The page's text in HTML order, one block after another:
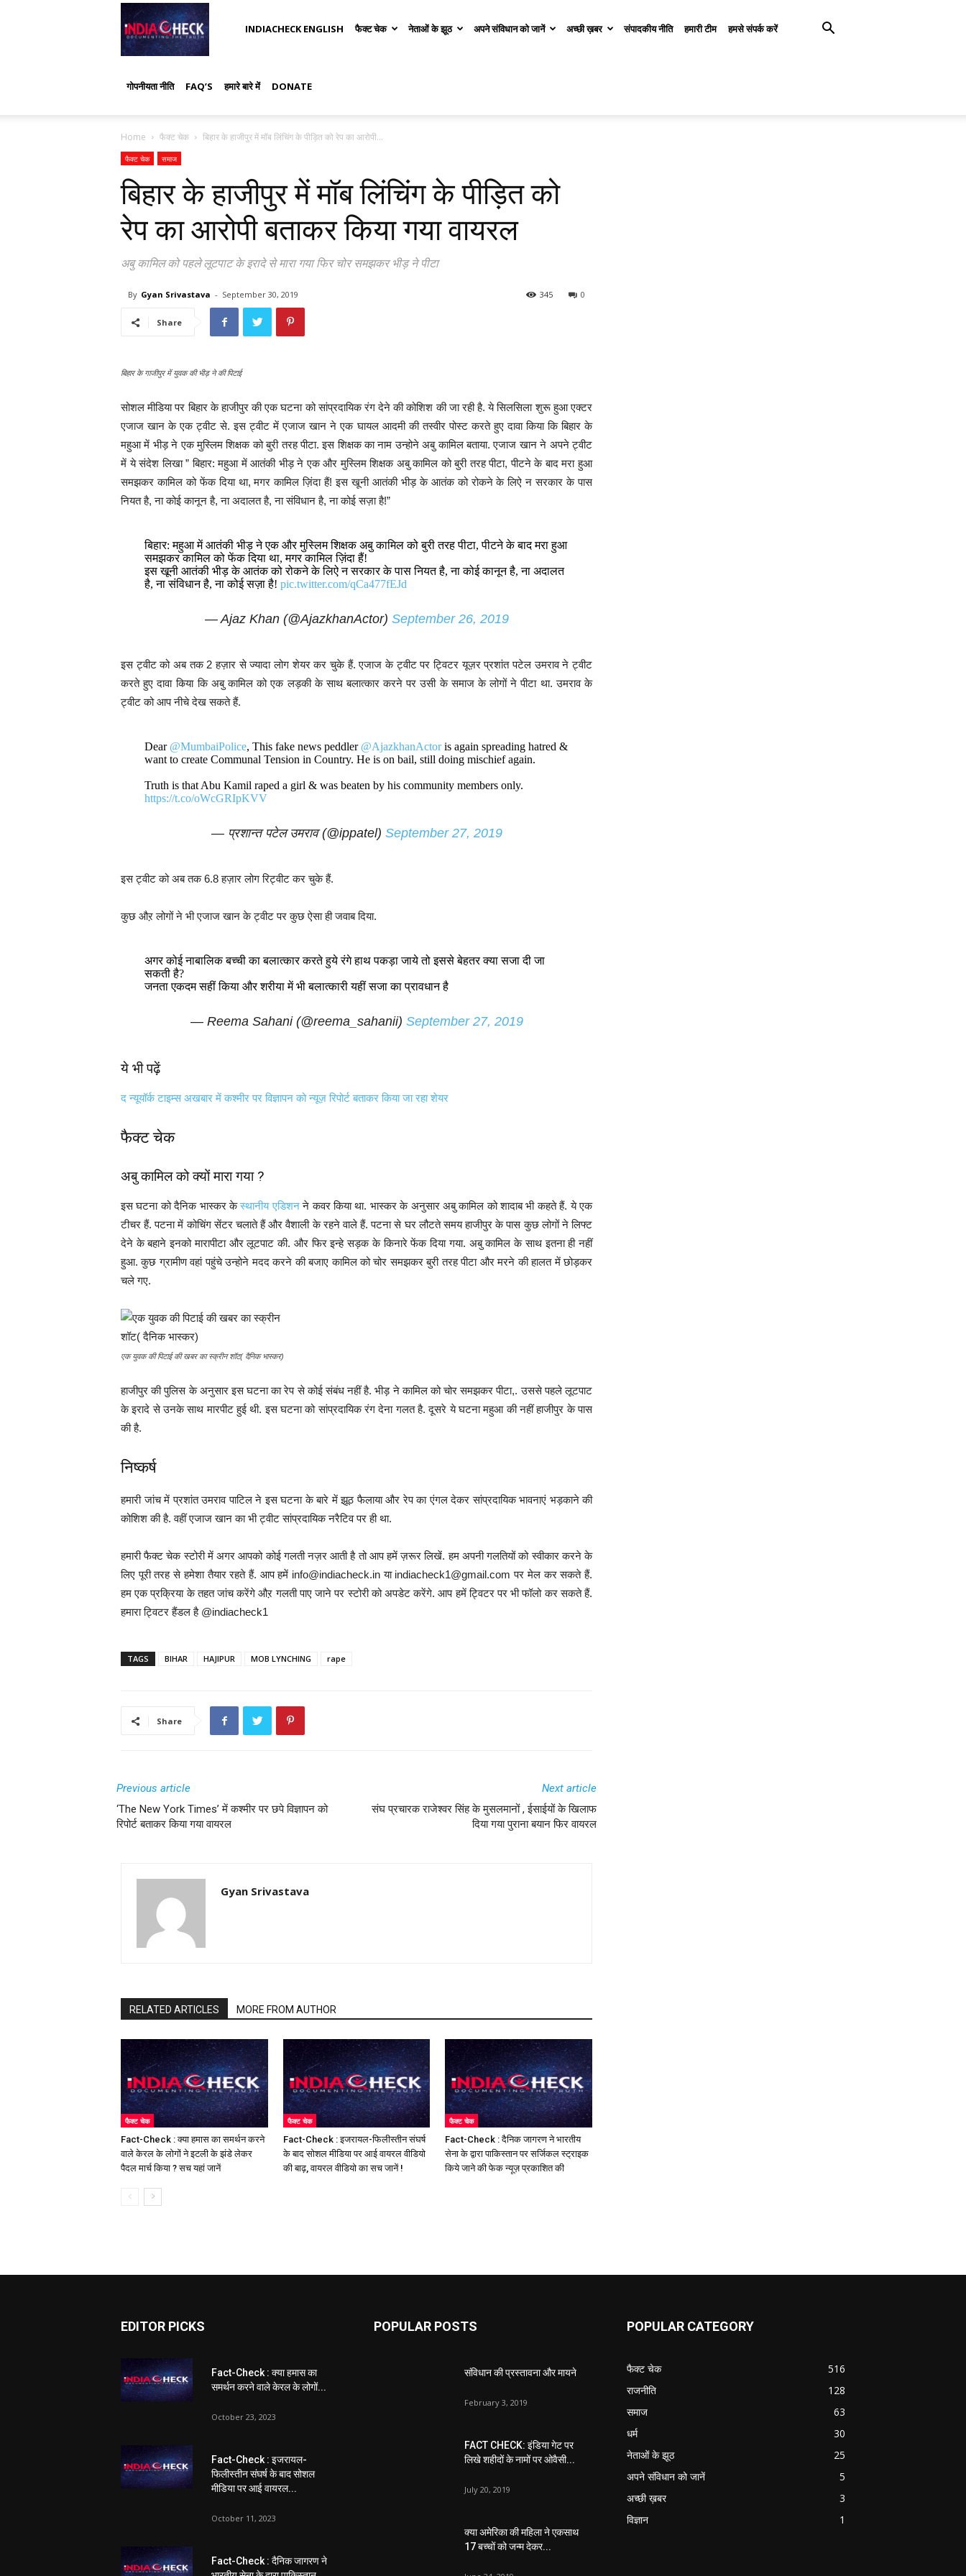
IndiaCheckINDIACHECK ENGLISH फैक्ट चेक नेताओं के झूठ अपने संविधान को जानें अच्छी ख़बर संपादकीय नीति हमारी टीम हमसे संपर्क करें
गोपनीयता नीति FAQ’S हमारे बारे में DONATE
Home फैक्ट चेक बिहार के हाजीपुर में मॉब लिंचिंग के पीड़ित को रेप का आरोपी...
फैक्ट चेक समाज
बिहार के हाजीपुर में मॉब लिंचिंग के पीड़ित को
रेप का आरोपी बताकर किया गया वायरल
अबु कामिल को पहले लूटपाट के इरादे से मारा गया फिर चोर समझकर भीड़ ने पीटा
By Gyan Srivastava - September 30, 2019 0
345
Share
बिहार के गाजीपुर में युवक की भीड़ ने की पिटाई
सोशल मीडिया पर बिहार के हाजीपुर की एक घटना को सांप्रदायिक रंग देने की कोशिश की जा रही है. ये सिलसिला शुरू हुआ एक्टर
एजाज खान के एक ट्वीट से. इस ट्वीट में एजाज खान ने एक घायल आदमी की तस्वीर पोस्ट करते हुए दावा किया कि बिहार के
महुआ में भीड़ ने एक मुस्लिम शिक्षक को बुरी तरह पीटा. इस शिक्षक का नाम उन्होने अबु कामिल बताया. एजाज खान ने अपने ट्वीट
में ये संदेश लिखा ” बिहार: महुआ में आतंकी भीड़ ने एक और मुस्लिम शिक्षक अबु कामिल को बुरी तरह पीटा, पीटने के बाद मरा हुआ
समझकर कामिल को फेंक दिया था, मगर कामिल ज़िंदा हैं! इस खूनी आतंकी भीड़ के आतंक को रोकने के लिऐ न सरकार के पास
नियत है, ना कोई कानून है, ना अदालत है, ना संविधान है, ना कोई सज़ा है!”
बिहार: महुआ में आतंकी भीड़ ने एक और मुस्लिम शिक्षक अबु कामिल को बुरी तरह पीटा, पीटने के बाद मरा हुआ
समझकर कामिल को फेंक दिया था, मगर कामिल ज़िंदा हैं!
इस खूनी आतंकी भीड़ के आतंक को रोकने के लिऐ न सरकार के पास नियत है, ना कोई कानून है, ना अदालत
है, ना संविधान है, ना कोई सज़ा है! pic.twitter.com/qCa477fEJd
— Ajaz Khan (@AjazkhanActor) September 26, 2019
इस ट्वीट को अब तक 2 हज़ार से ज्यादा लोग शेयर कर चुके हैं. एजाज के ट्वीट पर ट्विटर यूज़र प्रशांत पटेल उमराव ने ट्वीट
करते हुए दावा किया कि अबु कामिल को एक लड़की के साथ बलात्कार करने पर उसी के समाज के लोगों ने पीटा था. उमराव के
ट्वीट को आप नीचे देख सकते हैं.
Dear @MumbaiPolice, This fake news peddler @AjazkhanActoris again spreading hatred &
want to create Communal Tension in Country. He is on bail, still doing mischief again.
Truth is that Abu Kamil raped a girl & was beaten by his community members only.
https://t.co/oWcGRIpKVV
— प्रशान्त पटेल उमराव (@ippatel) September 27, 2019
इस ट्वीट को अब तक 6.8 हज़ार लोग रिट्वीट कर चुके हैं.
कुछ औऱ लोगों ने भी एजाज खान के ट्वीट पर कुछ ऐसा ही जवाब दिया.
अगर कोई नाबालिक बच्ची का बलात्कार करते हुये रंगे हाथ पकड़ा जाये तो इससे बेहतर क्या सजा दी जा
सकती है?
जनता एकदम सहीं किया और शरीया में भी बलात्कारी यहीं सजा का प्रावधान है
— Reema Sahani (@reema_sahanii) September 27, 2019
ये भी पढ़ें
द न्यूयॉर्क टाइम्स अखबार में कश्मीर पर विज्ञापन को न्यूज़ रिपोर्ट बताकर किया जा रहा शेयर
फैक्ट चेक
अबु कामिल को क्यों मारा गया ?
इस घटना को दैनिक भास्कर केस्थानीय एडिशनने कवर किया था. भास्कर के अनुसार अबु कामिल को शादाब भी कहते हैं. ये एक
टीचर हैं. पटना में कोचिंग सेंटर चलाते हैं और वैशाली के रहने वाले हैं. पटना से घर लौटते समय हाजीपुर के पास कुछ लोगों ने लिफ्ट
देने के बहाने इनको मारापीटा और लूटपाट की. और फिर इन्हे सड़क के किनारे फेंक दिया गया. अबु कामिल के साथ इतना ही नहीं
हुआ. कुछ ग्रामीण वहां पहुंचे उन्होने मदद करने की बजाए कामिल को चोर समझकर बुरी तरह पीटा और मरने की हालत में छोड़कर
चले गए.
एक युवक की पिटाई की खबर का स्क्रीन शॉट( दैनिक भास्कर)
हाजीपुर की पुलिस के अनुसार इस घटना का रेप से कोई संबंध नहीं है. भीड़ ने कामिल को चोर समझकर पीटा,. उससे पहले लूटपाट
के इरादे से उनके साथ मारपीट हुई थी. इस घटना को सांप्रदायिक रंग देना गलत है. दूसरे ये घटना महुआ की नहीं हाजीपुर के पास
की है.
निष्कर्ष
हमारी जांच में प्रशांत उमराव पाटिल ने इस घटना के बारे में झूठ फैलाया और रेप का एंगल देकर सांप्रदायिक भावनाएं भड़काने की
कोशिश की है. वहीं एजाज खान का भी ट्वीट सांप्रदायिक नरैटिव पर ही था.
हमारी फैक्ट चेक स्टोरी में अगर आपको कोई गलती नज़र आती है तो आप हमें ज़रूर लिखें. हम अपनी गलतियों को स्वीकार करने के
लिए पूरी तरह से हमेशा तैयार रहते हैं. आप हमें info@indiacheck.in या indiacheck1@gmail.com पर मेल कर सकते हैं.
हम एक प्रक्रिया के तहत जांच करेंगे औऱ गलती पाए जाने पर स्टोरी को अपडेट करेंगे. आप हमें ट्विटर पर भी फॉलो कर सकते हैं.
हमारा ट्विटर हैंडल है @indiacheck1
TAGS BIHAR HAJIPUR MOB LYNCHING rape
Share
Previous article
‘The New York Times’ में कश्मीर पर छपे विज्ञापन को
रिपोर्ट बताकर किया गया वायरल
Next article
संघ प्रचारक राजेश्वर सिंह के मुसलमानों , ईसाईयों के खिलाफ
दिया गया पुराना बयान फिर वायरल
Gyan Srivastava
RELATED ARTICLES MORE FROM AUTHOR
फैक्ट चेक
Fact-Check : क्या हमास का समर्थन करने
वाले केरल के लोगों ने इटली के झंडे लेकर
पैदल मार्च किया ? सच यहां जानें
फैक्ट चेक
Fact-Check : इजरायल-फिलीस्तीन संघर्ष
के बाद सोशल मीडिया पर आई वायरल वीडियो
की बाढ़, वायरल वीडियो का सच जानें !
फैक्ट चेक
Fact-Check : दैनिक जागरण ने भारतीय
सेना के द्वारा पाकिस्तान पर सर्जिकल स्ट्राइक
किये जाने की फेक न्यूज़ प्रकाशित की
EDITOR PICKS
Fact-Check : क्या हमास का
समर्थन करने वाले केरल के लोगों...
October 23, 2023
Fact-Check : इजरायल-
फिलीस्तीन संघर्ष के बाद सोशल
मीडिया पर आई वायरल...
October 11, 2023
Fact-Check : दैनिक जागरण ने
POPULAR POSTS
संविधान की प्रस्तावना और मायने
February 3, 2019
FACT CHECK: इंडिया गेट पर
लिखे शहीदों के नामों पर ओवैसी...
July 20, 2019
क्या अमेरिका की महिला ने एकसाथ
17 बच्चों को जन्म देकर...
POPULAR CATEGORY
फैक्ट चेक
516
राजनीति
128
समाज
63
धर्म
30
नेताओं के झूठ
25
अपने संविधान को जानें
5
अच्छी ख़बर
3
विज्ञान
1